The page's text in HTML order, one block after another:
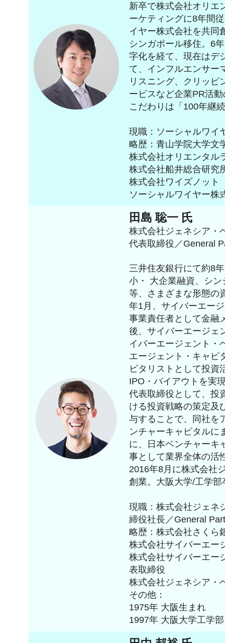
新卒で株式会社オリエ
ーケティングに8年間
イヤー株式会社を共同
シンガポール移住。6
字化を経て、現在はデ
て、インフルエンサー
リスニング、クリッピ
ービスなど企業PR活
こだわりは「100年継
現職：ソーシャルワ
略歴：青山学院大学文
株式会社オリエンタ
株式会社船井総合研
株式会社ワイズノッ
ソーシャルワイヤー株
田島 聡一 氏
株式会社ジェネシア・
代表取締役／General
三井住友銀行にて約8
小・ 大企業融資、シ
等、さまざまな形態の
年1月、サイバーエー
事業責任者として金融
後、サイバーエージェ
イバーエージェント・
エージェント・キャピ
ピタリストとして投資
IPO・バイアウトを実
代表取締役として、投
ける投資戦略の策定及
与することで、同社を
ンチャーキャピタルに
に、日本ベンチャーキ
事として業界全体の活
2016年8月に株式会社
創業。大阪大学/工学部
現職：株式会社ジェ
締役社長／General
略歴：株式会社さく
株式会社サイバーエ
株式会社サイバーエ
表取締役
株式会社ジェネシア・
その他：
1975年 大阪生まれ
1997年 大阪大学工学